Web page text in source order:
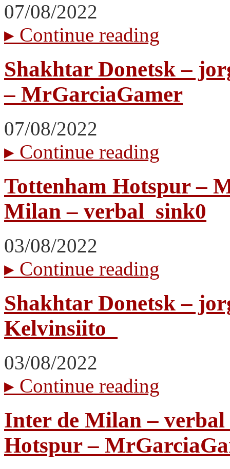
07/08/2022
▸ Continue reading
Shakhtar Donetsk –
– MrGarciaGamer
07/08/2022
▸ Continue reading
Tottenham Hotspur –
Milan – verbal_sink0
03/08/2022
▸ Continue reading
Shakhtar Donetsk –
Kelvinsiito_
03/08/2022
▸ Continue reading
Inter de Milan –
Hotspur –